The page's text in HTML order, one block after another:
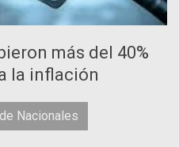
más del 40%
la inflación
Nacionales